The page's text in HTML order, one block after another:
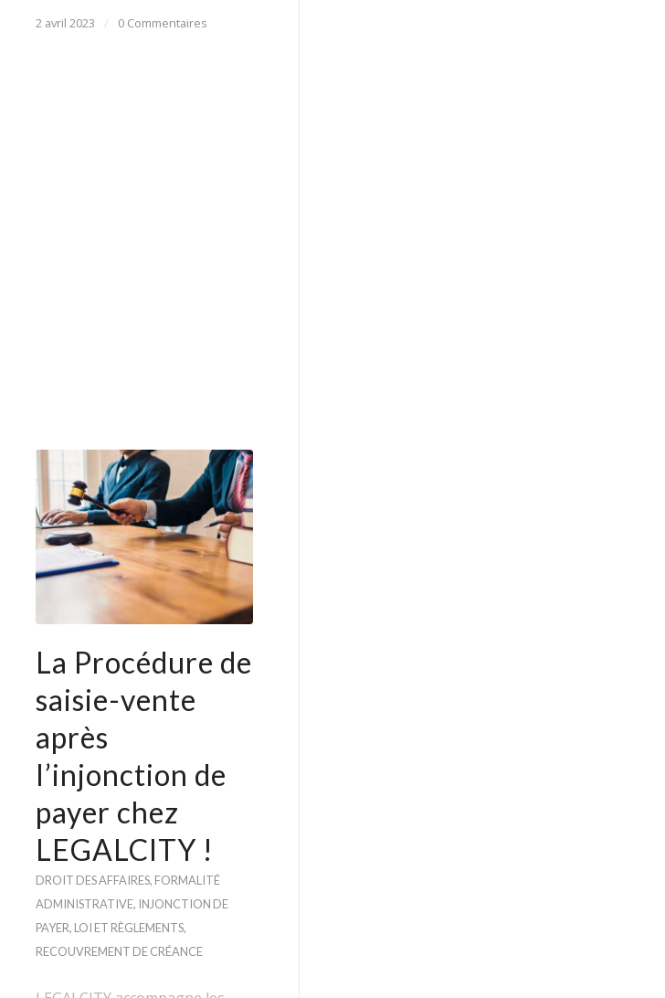
2 avril 2023 / 0 Commentaires
La Procédure de
saisie-vente
après
l’injonction de
payer chez
LEGALCITY !
DROIT DES AFFAIRES, FORMALITÉ
ADMINISTRATIVE, INJONCTION DE
PAYER, LOI ET RÈGLEMENTS,
RECOUVREMENT DE CRÉANCE